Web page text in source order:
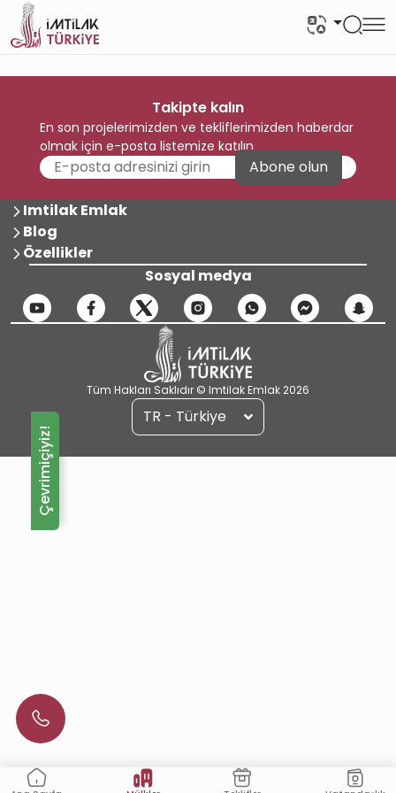
Takipte kalın
En son projelerimizden ve tekliflerimizden haberdar
olmak için e-posta listemize katılın
Abone olun
Imtilak Emlak
Blog
Özellikler
Sosyal medya
Tüm Hakları Saklıdır © Imtilak Emlak 2026
TR - Türkiye
Çevrimiçiyiz!